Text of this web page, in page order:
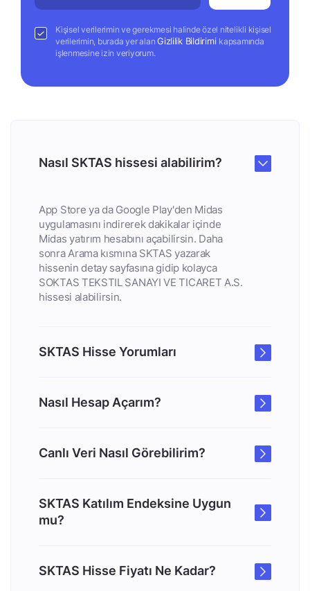
Kişisel verilerimin ve gerekmesi halinde özel nitelikli kişisel
verilerimin, burada yer alanGizlilik Bildirimi kapsamında
işlenmesine izin veriyorum.
Nasıl SKTAS hissesi alabilirim?
App Store ya da Google Play'den Midas
uygulamasını indirerek dakikalar içinde
Midas yatırım hesabını açabilirsin. Daha
sonra Arama kısmına SKTAS yazarak
hissenin detay sayfasına gidip kolayca
SOKTAS TEKSTIL SANAYI VE TICARET A.S.
hissesi alabilirsin.
SKTAS Hisse Yorumları
Nasıl Hesap Açarım?
Canlı Veri Nasıl Görebilirim?
SKTAS Katılım Endeksine Uygun
mu?
SKTAS Hisse Fiyatı Ne Kadar?